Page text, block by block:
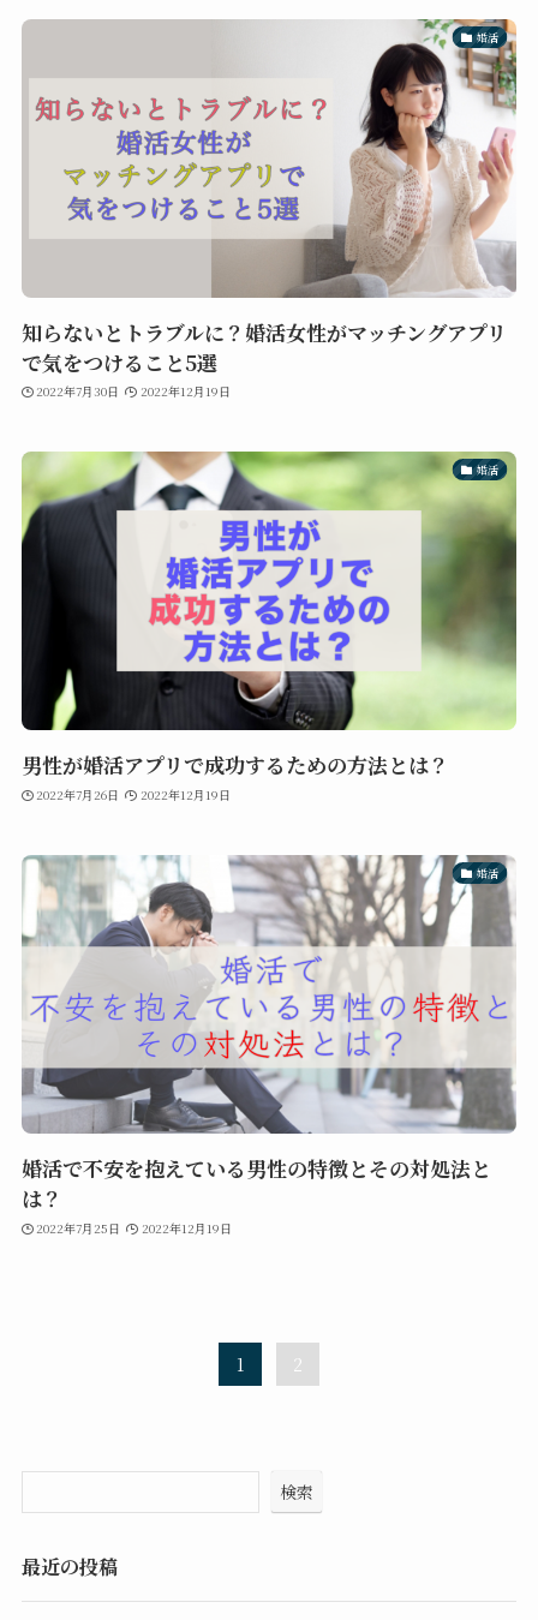
婚活
知らないとトラブルに？婚活女性がマッチングアプリ
で気をつけること5選
2022年7月30日 2022年12月19日
婚活
男性が婚活アプリで成功するための方法とは？
2022年7月26日 2022年12月19日
婚活
婚活で不安を抱えている男性の特徴とその対処法と
は？
2022年7月25日 2022年12月19日
1 2
検索
最近の投稿